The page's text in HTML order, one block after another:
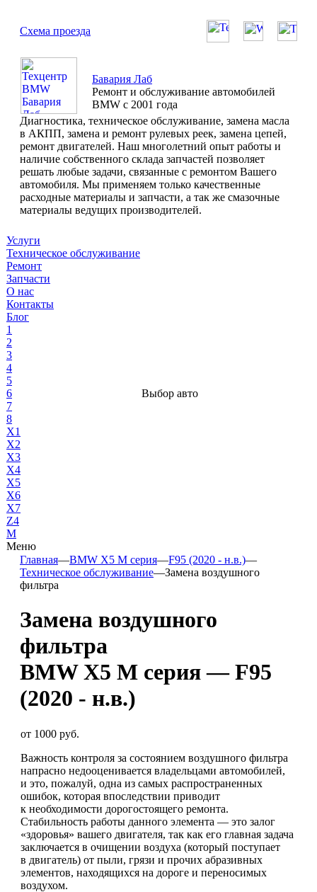
Схема проезда
Бавария Лаб
Ремонт и обслуживание автомобилей
BMW с 2001 года
Диагностика, техническое обслуживание, замена масла
в АКПП, замена и ремонт рулевых реек, замена цепей,
ремонт двигателей. Наш многолетний опыт работы и
наличие собственного склада запчастей позволяет
решать любые задачи, связанные с ремонтом Вашего
автомобиля. Мы применяем только качественные
расходные материалы и запчасти, а так же смазочные
материалы ведущих производителей.
Услуги
Техническое обслуживание
Ремонт
Запчасти
О нас
Контакты
Блог
1
2
3
4
5
6
7
8
X1
X2
X3
X4
X5
X6
X7
Z4
М
Меню
Выбор авто
Главная—BMW X5 M серия—F95 (2020 - н.в.)—
Техническое обслуживание—Замена воздушного
фильтра
Замена воздушного
фильтра
BMW X5 M серия — F95
(2020 - н.в.)
от 1000 руб.
Важность контроля за состоянием воздушного фильтра
напрасно недооценивается владельцами автомобилей,
и это, пожалуй, одна из самых распространенных
ошибок, которая впоследствии приводит
к необходимости дорогостоящего ремонта.
Стабильность работы данного элемента — это залог
«здоровья» вашего двигателя, так как его главная задача
заключается в очищении воздуха (который поступает
в двигатель) от пыли, грязи и прочих абразивных
элементов, находящихся на дороге и переносимых
воздухом.